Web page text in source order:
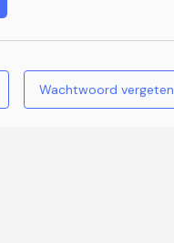
Wachtwoord vergeten